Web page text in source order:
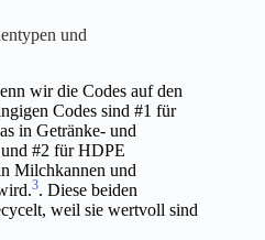
und
wir die Codes auf den
Codes sind #1 für
in Getränke- und
#2 für HDPE
Milchkannen und
3. Diese beiden
weil sie wertvoll sind